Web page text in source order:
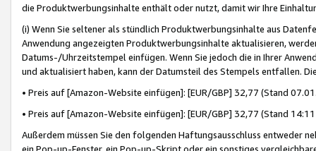
die Produktwerbungsinhalte enthält oder nutzt, damit wir Ihre
(i) Wenn Sie seltener als stündlich Produktwerbungsinhalte aus
Anwendung angezeigten Produktwerbungsinhalte aktualisieren,
Datums-/Uhrzeitstempel einfügen. Wenn Sie jedoch die in Ihrer
und aktualisiert haben, kann der Datumsteil des Stempels entfallen.
• Preis auf [Amazon-Website einfügen]: [EUR/GBP] 32,77 (Stand
• Preis auf [Amazon-Website einfügen]: [EUR/GBP] 32,77 (Stand
Außerdem müssen Sie den folgenden Haftungsausschluss entweder
ein Pop-up-Fenster, ein Pop-up-Skript oder ein sonstiges